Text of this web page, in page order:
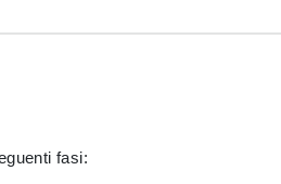
fasi: